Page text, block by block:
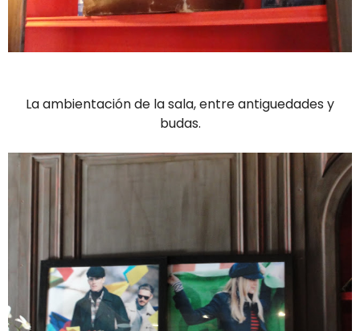
La ambientación de la sala, entre antiguedades y
budas.